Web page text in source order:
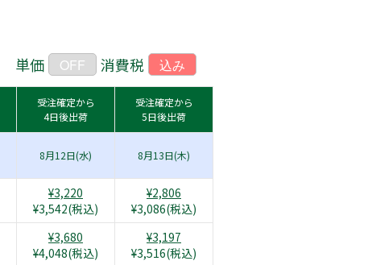
単価 OFF 消費税 込み
受注確定から
4日後出荷
受注確定から
5日後出荷
8月12日(水) 8月13日(木)
¥3,220
¥3,542(税込)
¥2,806
¥3,086(税込)
¥3,680
¥4,048(税込)
¥3,197
¥3,516(税込)